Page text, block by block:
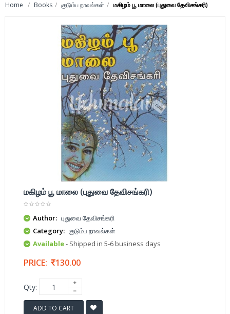
Home Books குடும்ப நாவல்கள் மகிழம் பூ மாலை (புதுவை தேவிசங்கரி)
மகிழம் பூ மாலை (புதுவை தேவிசங்கரி)
Author: புதுவை தேவிசங்கரி
Category: குடும்ப நாவல்கள்
Available- Shipped in 5-6 business days
PRICE: 130.00
Qty:
ADD TO CART